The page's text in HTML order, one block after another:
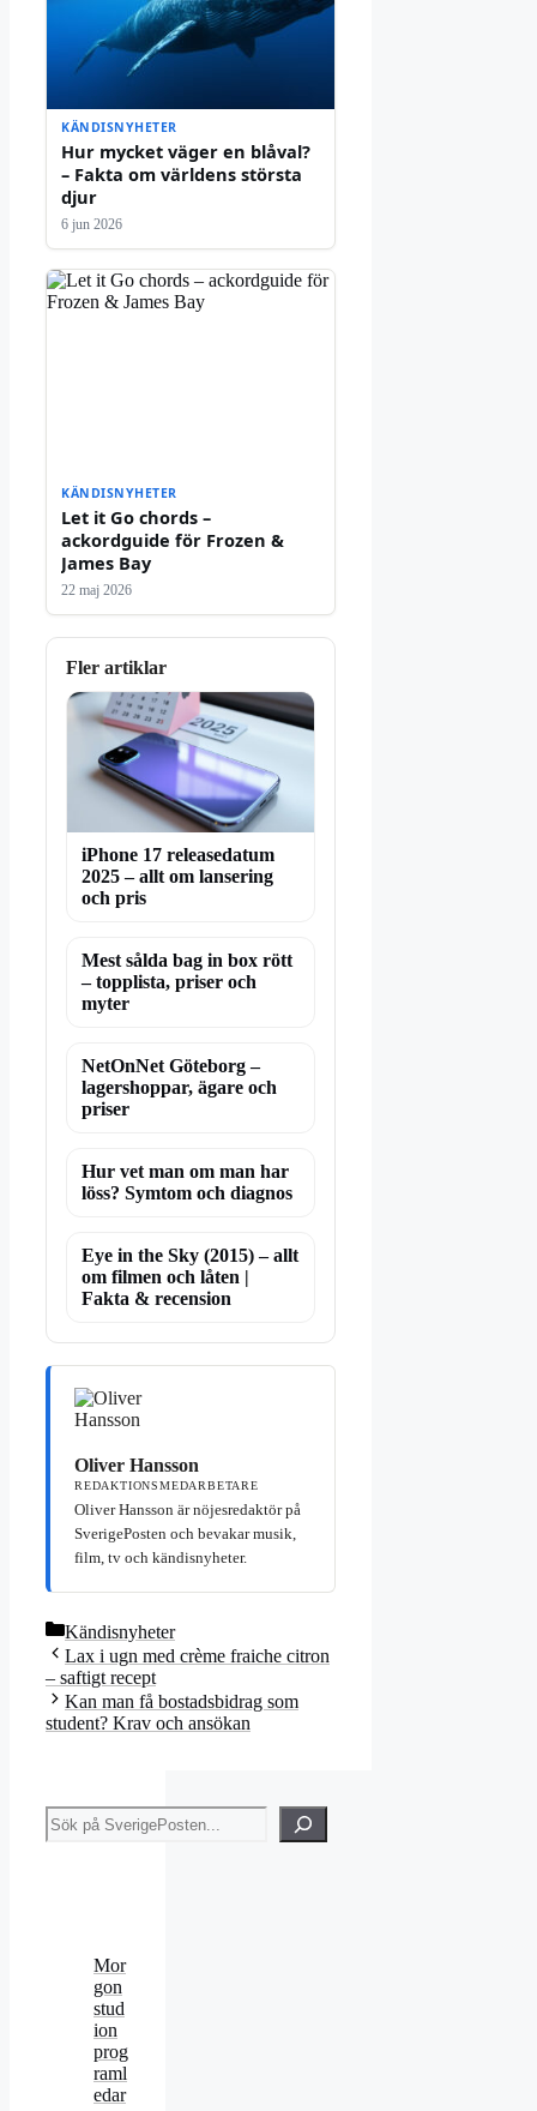
KÄNDISNYHETER
Hur mycket väger en blåval?
– Fakta om världens största
djur
6 jun 2026
KÄNDISNYHETER
Let it Go chords –
ackordguide för Frozen &
James Bay
22 maj 2026
Fler artiklar
iPhone 17 releasedatum
2025 – allt om lansering
och pris
Mest sålda bag in box rött
– topplista, priser och
myter
NetOnNet Göteborg –
lagershoppar, ägare och
priser
Hur vet man om man har
löss? Symtom och diagnos
Eye in the Sky (2015) – allt
om filmen och låten |
Fakta & recension
Oliver Hansson
REDAKTIONSMEDARBETARE
Oliver Hansson är nöjesredaktör på
SverigePosten och bevakar musik,
film, tv och kändisnyheter.
Kategorier
Kändisnyheter
Lax i ugn med crème fraiche citron
– saftigt recept
Kan man få bostadsbidrag som
student? Krav och ansökan
Sök
Mor
gon
stud
ion
prog
raml
edar